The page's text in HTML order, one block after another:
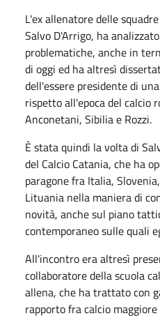
L'ex allenatore delle
Salvo D'Arrigo, ha
problematiche, anche in
di oggi ed ha altresì
dell'essere presidente di
rispetto all'epoca del calcio
Anconetani, Sibilia e Rozzi.
È stata quindi la volta di
del Calcio Catania, che ha
paragone fra Italia,
Lituania nella maniera di
novità, anche sul piano
contemporaneo sulle quali
All'incontro era altresì
collaboratore della scuola
allena, che ha trattato con
rapporto fra calcio